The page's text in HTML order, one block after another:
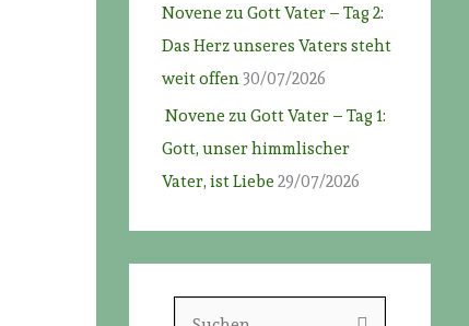
Novene zu Gott Vater – Tag 2:
Das Herz unseres Vaters steht
weit offen30/07/2026
Novene zu Gott Vater – Tag 1:
Gott, unser himmlischer
Vater, ist Liebe 29/07/2026